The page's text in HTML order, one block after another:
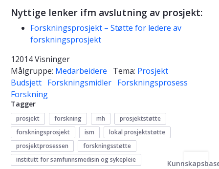
Nyttige lenker ifm avslutning av prosjekt:
Forskningsprosjekt – Støtte for ledere av
forskningsprosjekt
12014 Visninger
Målgruppe: Medarbeidere Tema: Prosjekt
Budsjett Forskningsmidler Forskningsprosess
Forskning
Tagger
prosjekt forskning mh
prosjektstøtte
forskningsprosjekt
ism
lokal prosjektstøtte
prosjektprosessen
forskningsstøtte
institutt for samfunnsmedisin og sykepleie